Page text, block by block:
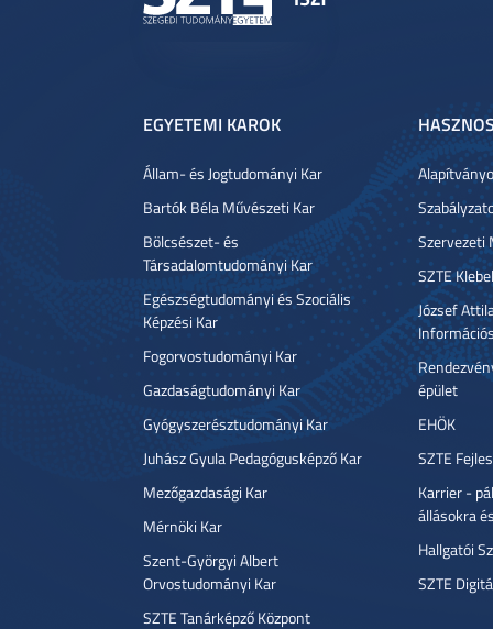
EGYETEMI KAROK
Állam- és Jogtudományi Kar
Bartók Béla Művészeti Kar
Bölcsészet- és
Társadalomtudományi Kar
Egészségtudományi és Szociális
Képzési Kar
Fogorvostudományi Kar
Gazdaságtudományi Kar
Gyógyszerésztudományi Kar
Juhász Gyula Pedagógusképző Kar
Mezőgazdasági Kar
Mérnöki Kar
Szent-Györgyi Albert
Orvostudományi Kar
SZTE Tanárképző Központ
Szervezeti
SZTE
József
épület
EHÖK
SZTE
Karrier -
állásokra
Hallgatói
SZTE